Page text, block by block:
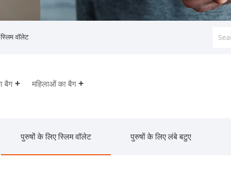
वॉलेट
बैग महिलाओं का बैग
पुरुषों के लिए स्लिम वॉलेट पुरुषों के लिए लंबे बटुए